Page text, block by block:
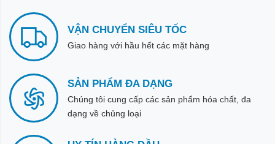
VẬN CHUYỂN SIÊU TỐC
Giao hàng với hầu hết các mặt hàng
SẢN PHẨM ĐA DẠNG
Chúng tôi cung cấp các sản phẩm hóa chất, đa
dạng về chủng loại